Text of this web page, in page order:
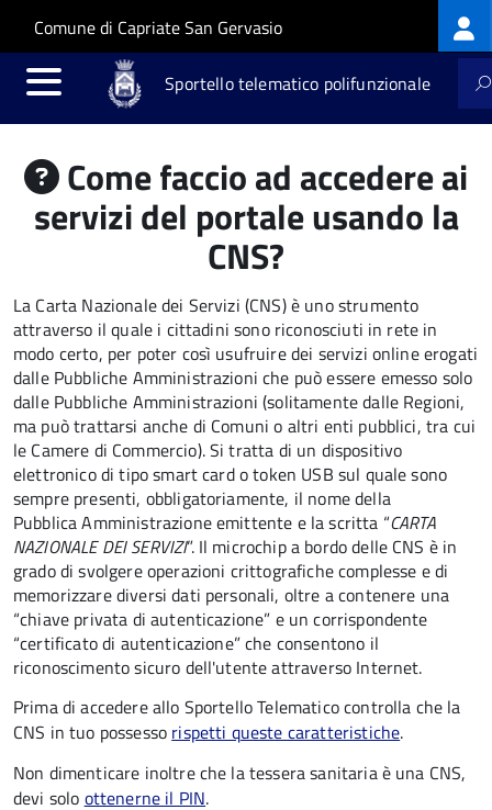
Salta al contenuto principale
Skip to site navigation
Comune di Capriate San Gervasio
Sportello telematico polifunzionale
Come faccio ad accedere ai
servizi del portale usando la
CNS?
La Carta Nazionale dei Servizi (CNS) è uno strumento
attraverso il quale i cittadini sono riconosciuti in rete in
modo certo, per poter così usufruire dei servizi online erogati
dalle Pubbliche Amministrazioni che può essere emesso solo
dalle Pubbliche Amministrazioni (solitamente dalle Regioni,
ma può trattarsi anche di Comuni o altri enti pubblici, tra cui
le Camere di Commercio).Si tratta di un dispositivo
elettronico di tiposmart cardo token USB sul quale sono
sempre presenti, obbligatoriamente, il nome della
Pubblica Amministrazione emittente e la scritta “CARTA
NAZIONALE DEI SERVIZI”. Il microchip a bordo delle CNS è in
grado di svolgere operazioni crittografiche complesse e di
memorizzare diversi dati personali, oltre a contenere una
“chiave privata di autenticazione” e un corrispondente
“certificato di autenticazione” che consentono il
riconoscimento sicuro dell'utente attraverso Internet.
Prima di accedere allo Sportello Telematico controlla che la
CNS in tuo possesso rispetti queste caratteristiche.
Non dimenticare inoltre che la tessera sanitaria è una CNS,
devi solo ottenerne il PIN.